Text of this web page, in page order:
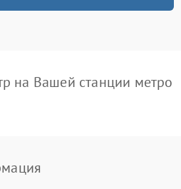
на Вашей станции метро